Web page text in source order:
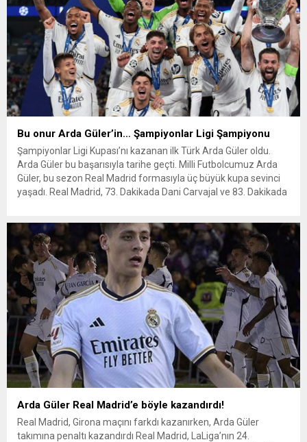
Bu onur Arda Güler’in… Şampiyonlar Ligi Şampiyonu
Şampiyonlar Ligi Kupası’nı kazanan ilk Türk Arda Güler oldu.
Arda Güler bu başarısıyla tarihe geçti. Milli Futbolcumuz Arda
Güler, bu sezon Real Madrid formasıyla üç büyük kupa sevinci
yaşadı. Real Madrid, 73. Dakikada Dani Carvajal ve 83. Dakikada
Arda Güler Real Madrid’e böyle kazandırdı!
Real Madrid, Girona maçını farkdı kazanırken, Arda Güler
takımına penaltı kazandırdı Real Madrid, LaLiga’nın 24.